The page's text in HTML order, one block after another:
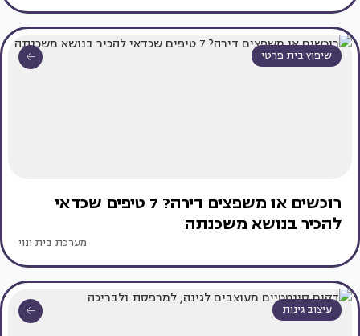
שיפוץ בית פרטי
רוכשים או משפצים דירה? 7 טיפים שכדאי
להכיר בנושא משכנתה
מערכת בית ונוי
עיצוב גינות